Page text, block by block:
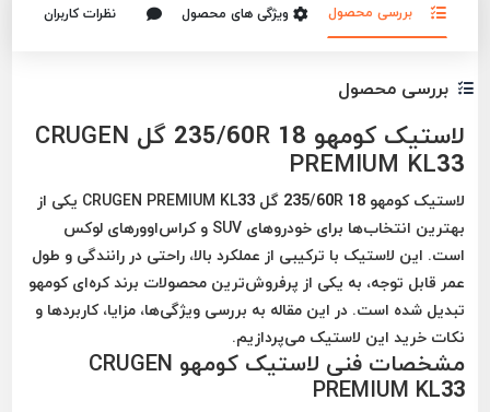
بررسی محصول ویژگی های محصول نظرات کاربران
بررسی محصول
لاستیک کومهو 235/60R 18 گل CRUGEN
PREMIUM KL33
لاستیک کومهو 235/60R 18 گل CRUGEN PREMIUM KL33 یکی از
بهترین انتخاب‌ها برای خودروهای SUV و کراس‌اوورهای لوکس
است. این لاستیک با ترکیبی از عملکرد بالا، راحتی در رانندگی و طول
عمر قابل توجه، به یکی از پرفروش‌ترین محصولات برند کره‌ای کومهو
تبدیل شده است. در این مقاله به بررسی ویژگی‌ها، مزایا، کاربردها و
نکات خرید این لاستیک می‌پردازیم.
مشخصات فنی لاستیک کومهو CRUGEN
PREMIUM KL33